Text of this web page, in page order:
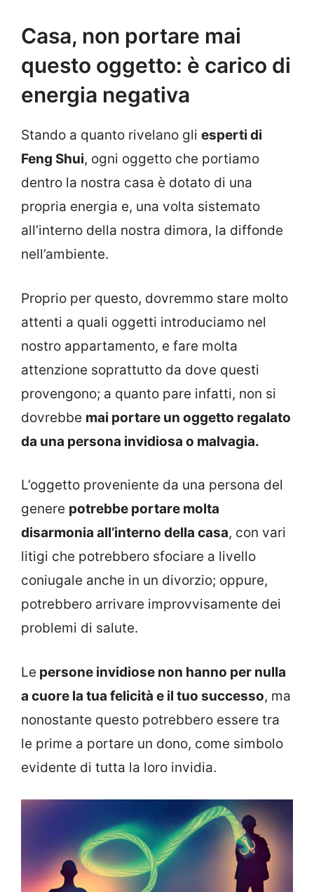
Casa, non portare mai
questo oggetto: è carico di
energia negativa
Stando a quanto rivelano gli esperti di
Feng Shui, ogni oggetto che portiamo
dentro la nostra casa è dotato di una
propria energia e, una volta sistemato
all’interno della nostra dimora, la diffonde
nell’ambiente.
Proprio per questo, dovremmo stare molto
attenti a quali oggetti introduciamo nel
nostro appartamento, e fare molta
attenzione soprattutto da dove questi
provengono; a quanto pare infatti, non si
dovrebbe mai portare un oggetto regalato
da una persona invidiosa o malvagia.
L’oggetto proveniente da una persona del
genere potrebbe portare molta
disarmonia all’interno della casa, con vari
litigi che potrebbero sfociare a livello
coniugale anche in un divorzio; oppure,
potrebbero arrivare improvvisamente dei
problemi di salute.
Le persone invidiose non hanno per nulla
a cuore la tua felicità e il tuo successo, ma
nonostante questo potrebbero essere tra
le prime a portare un dono, come simbolo
evidente di tutta la loro invidia.